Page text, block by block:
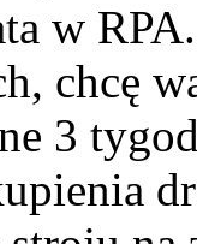
w
chcę
3